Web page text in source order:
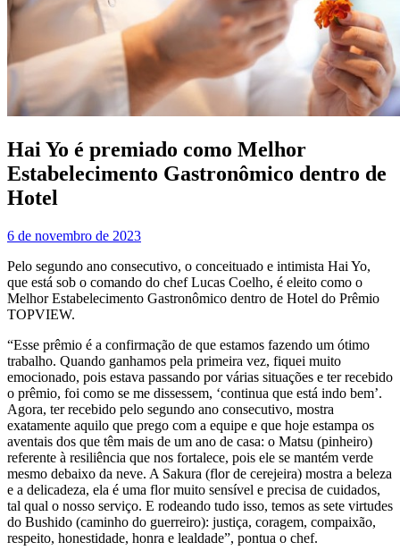
Hai Yo é premiado como Melhor
Estabelecimento Gastronômico dentro de
Hotel
6 de novembro de 2023
Pelo segundo ano consecutivo, o conceituado e intimista Hai Yo,
que está sob o comando do chef Lucas Coelho, é eleito como o
Melhor Estabelecimento Gastronômico dentro de Hotel do Prêmio
TOPVIEW.
“Esse prêmio é a confirmação de que estamos fazendo um ótimo
trabalho. Quando ganhamos pela primeira vez, fiquei muito
emocionado, pois estava passando por várias situações e ter recebido
o prêmio, foi como se me dissessem, ‘continua que está indo bem’.
Agora, ter recebido pelo segundo ano consecutivo, mostra
exatamente aquilo que prego com a equipe e que hoje estampa os
aventais dos que têm mais de um ano de casa: o Matsu (pinheiro)
referente à resiliência que nos fortalece, pois ele se mantém verde
mesmo debaixo da neve. A Sakura (flor de cerejeira) mostra a beleza
e a delicadeza, ela é uma flor muito sensível e precisa de cuidados,
tal qual o nosso serviço. E rodeando tudo isso, temos as sete virtudes
do Bushido (caminho do guerreiro): justiça, coragem, compaixão,
respeito, honestidade, honra e lealdade”, pontua o chef.